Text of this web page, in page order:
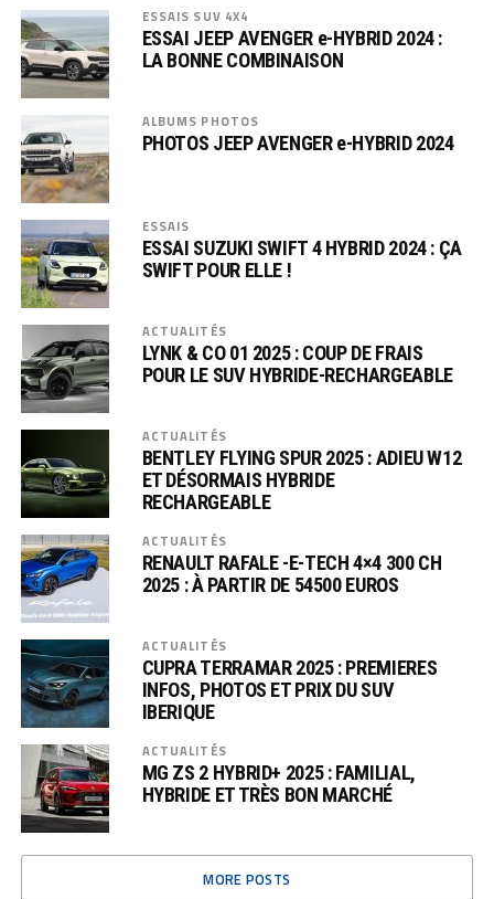
ESSAIS SUV 4X4
ESSAI JEEP AVENGER e-HYBRID 2024 :
LA BONNE COMBINAISON
ALBUMS PHOTOS
PHOTOS JEEP AVENGER e-HYBRID 2024
ESSAIS
ESSAI SUZUKI SWIFT 4 HYBRID 2024 : ÇA
SWIFT POUR ELLE !
ACTUALITÉS
LYNK & CO 01 2025 : COUP DE FRAIS
POUR LE SUV HYBRIDE-RECHARGEABLE
ACTUALITÉS
BENTLEY FLYING SPUR 2025 : ADIEU W12
ET DÉSORMAIS HYBRIDE
RECHARGEABLE
ACTUALITÉS
RENAULT RAFALE -E-TECH 4×4 300 CH
2025 : À PARTIR DE 54500 EUROS
ACTUALITÉS
CUPRA TERRAMAR 2025 : PREMIERES
INFOS, PHOTOS ET PRIX DU SUV
IBERIQUE
ACTUALITÉS
MG ZS 2 HYBRID+ 2025 : FAMILIAL,
HYBRIDE ET TRÈS BON MARCHÉ
MORE POSTS